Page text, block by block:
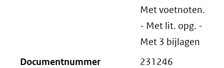
Met voetnoten.
- Met lit. opg. -
Met 3 bijlagen
Documentnummer
231246